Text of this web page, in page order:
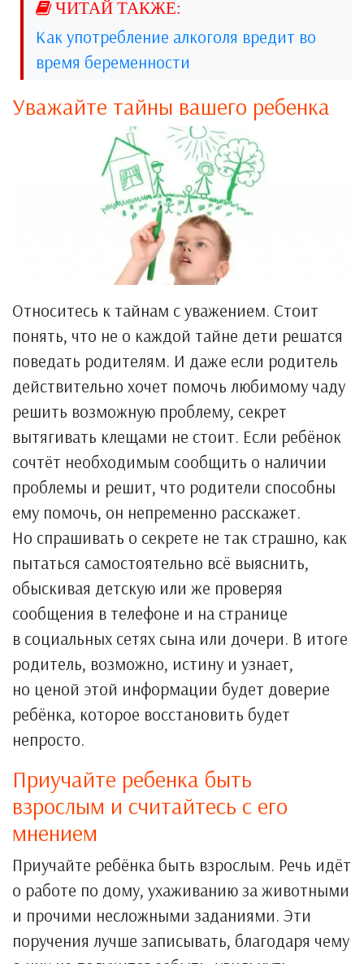
Как употребление алкоголя вредит во
время беременности
Уважайте тайны вашего ребенка
Относитесь к тайнам с уважением. Стоит
понять, что не о каждой тайне дети решатся
поведать родителям. И даже если родитель
действительно хочет помочь любимому чаду
решить возможную проблему, секрет
вытягивать клещами не стоит. Если ребёнок
сочтёт необходимым сообщить о наличии
проблемы и решит, что родители способны
ему помочь, он непременно расскажет.
Но спрашивать о секрете не так страшно, как
пытаться самостоятельно всё выяснить,
обыскивая детскую или же проверяя
сообщения в телефоне и на странице
в социальных сетях сына или дочери. В итоге
родитель, возможно, истину и узнает,
но ценой этой информации будет доверие
ребёнка, которое восстановить будет
непросто.
Приучайте ребенка быть
взрослым и считайтесь с его
мнением
Приучайте ребёнка быть взрослым. Речь идёт
о работе по дому, ухаживанию за животными
и прочими несложными заданиями. Эти
поручения лучше записывать, благодаря чему